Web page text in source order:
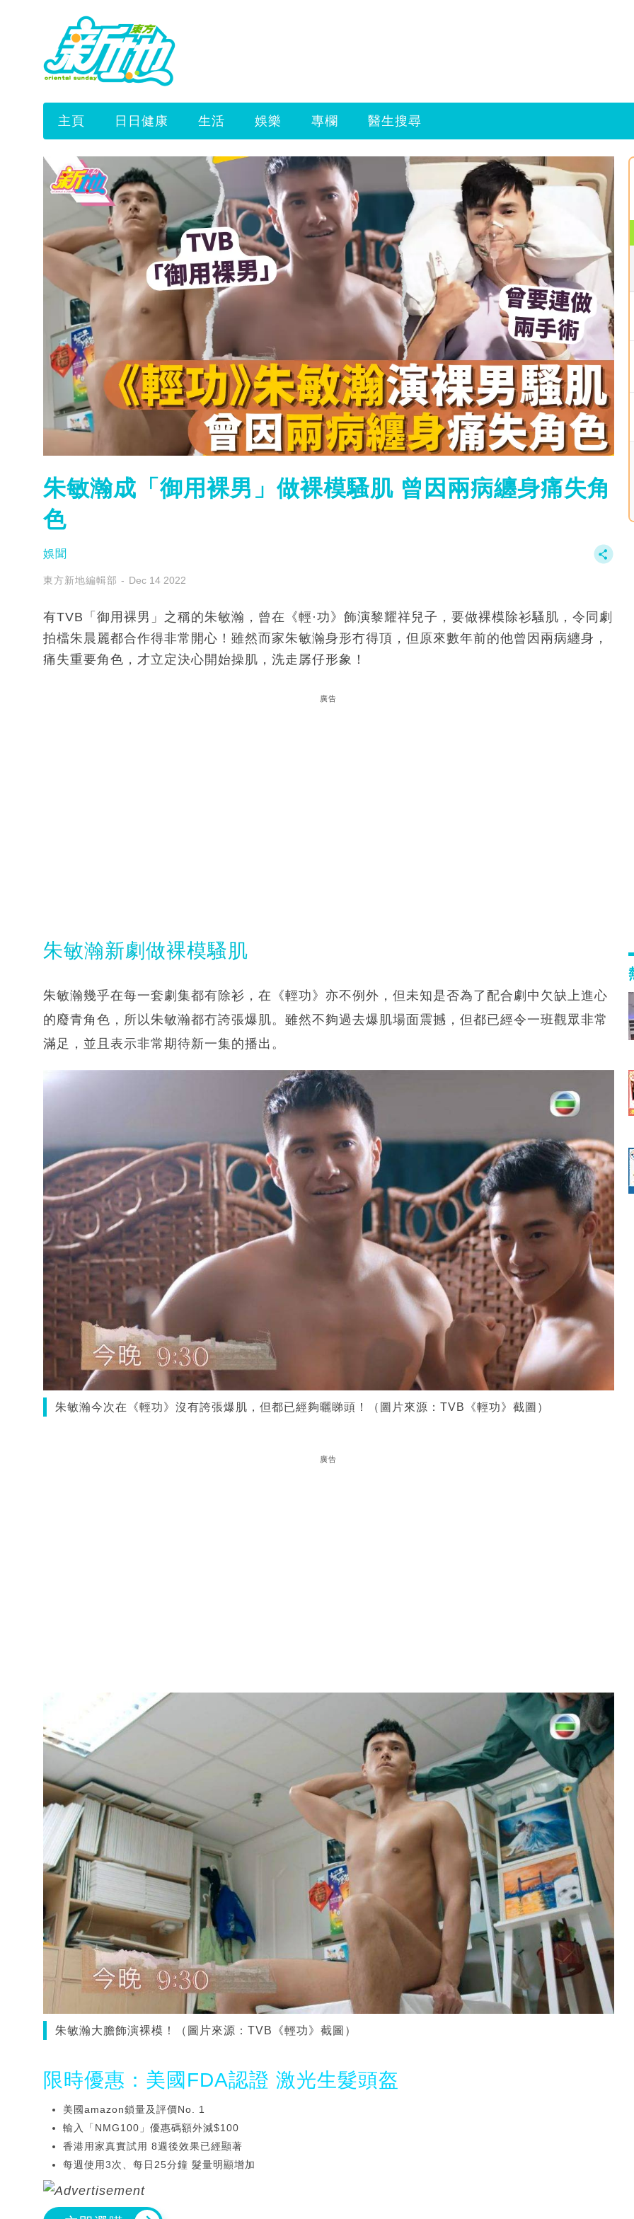
主頁 日日健康 生活 娛樂 專欄 醫生搜尋
朱敏瀚成「御用裸男」做裸模騷肌 曾因兩病纏身痛失角
色
娛聞
東方新地編輯部 Dec 14 2022
有TVB「御用裸男」之稱的朱敏瀚，曾在《輕·功》飾演黎耀祥兒子，要做裸模除衫騷肌，令同劇
拍檔朱晨麗都合作得非常開心！雖然而家朱敏瀚身形冇得頂，但原來數年前的他曾因兩病纏身，
痛失重要角色，才立定決心開始操肌，洗走孱仔形象！
廣告
朱敏瀚新劇做裸模騷肌
朱敏瀚幾乎在每一套劇集都有除衫，在《輕功》亦不例外，但未知是否為了配合劇中欠缺上進心
的廢青角色，所以朱敏瀚都冇誇張爆肌。雖然不夠過去爆肌場面震撼，但都已經令一班觀眾非常
滿足，並且表示非常期待新一集的播出。
朱敏瀚今次在《輕功》沒有誇張爆肌，但都已經夠曬睇頭！（圖片來源：TVB《輕功》截圖）
廣告
朱敏瀚大膽飾演裸模！（圖片來源：TVB《輕功》截圖）
限時優惠：美國FDA認證 激光生髮頭盔
美國amazon鎖量及評價No. 1
輸入「NMG100」優惠碼額外減$100
香港用家真實試用 8週後效果已經顯著
每週使用3次、每日25分鐘 髮量明顯增加